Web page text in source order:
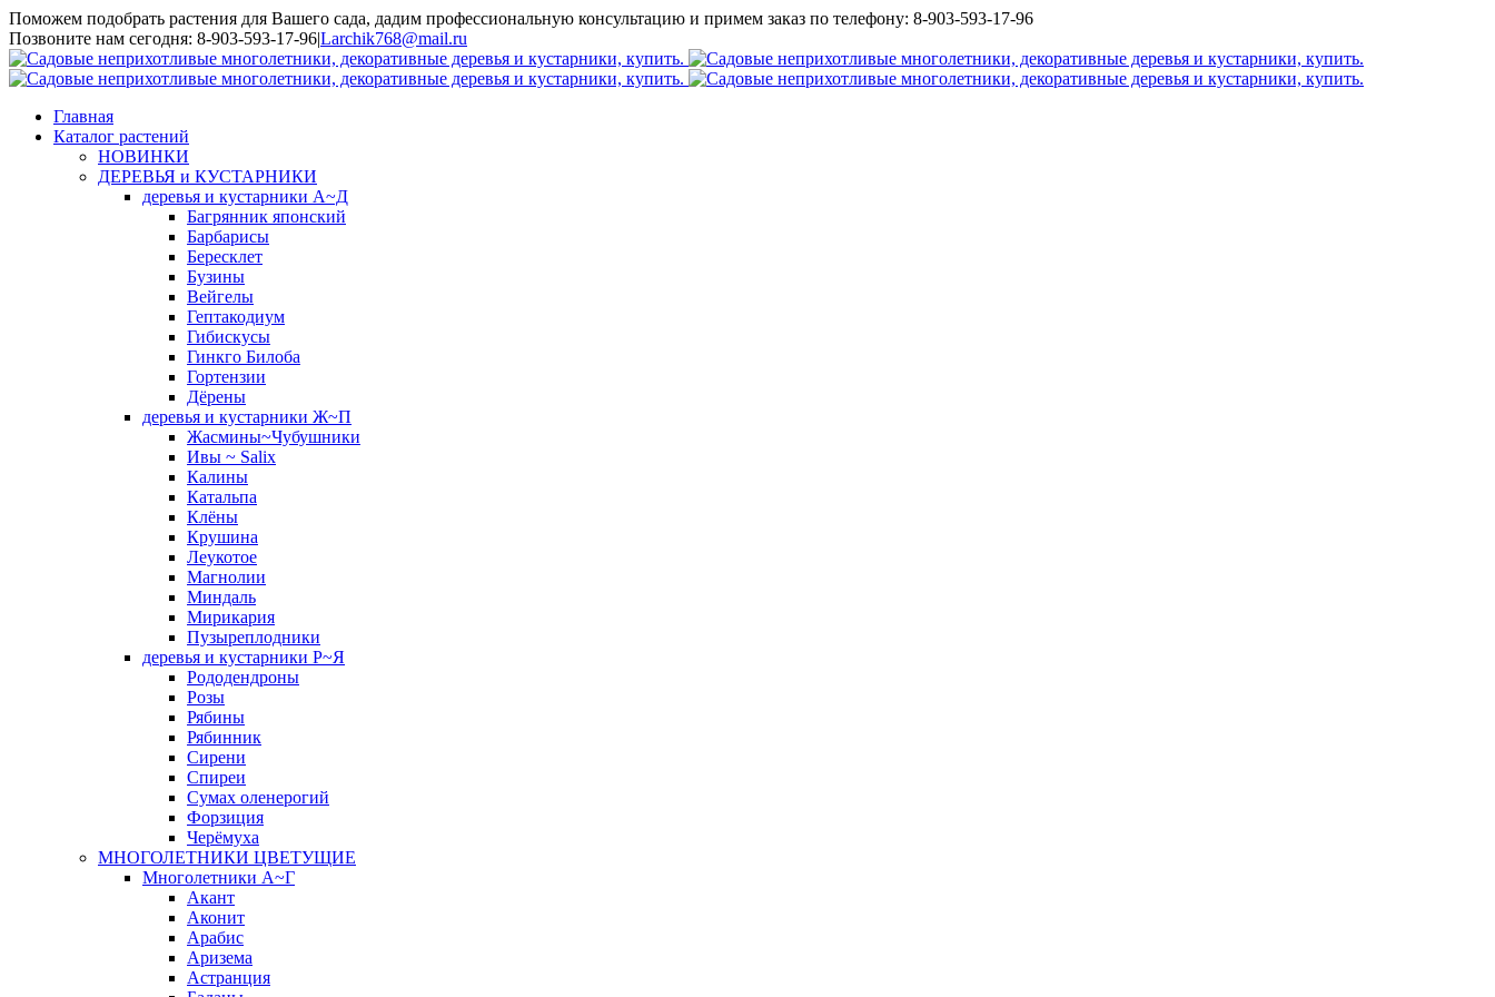
Поможем подобрать растения для Вашего сада, дадим профессиональную консультацию и примем заказ по телефону: 8-903-593-17-96
Toggle
SlidingBar
Area
Позвоните нам сегодня: 8-903-593-17-96|Larchik768@mail.ru
Главная
Каталог растений
НОВИНКИ
ДЕРЕВЬЯ и КУСТАРНИКИ
деревья и кустарники А~Д
Багрянник японский
Барбарисы
Бересклет
Бузины
Вейгелы
Гептакодиум
Гибискусы
Гинкго Билоба
Гортензии
Дёрены
деревья и кустарники Ж~П
Жасмины~Чубушники
Ивы ~ Salix
Калины
Катальпа
Клёны
Крушина
Леукотое
Магнолии
Миндаль
Мирикария
Пузыреплодники
деревья и кустарники Р~Я
Рододендроны
Розы
Рябины
Рябинник
Сирени
Спиреи
Сумах оленерогий
Форзиция
Черёмуха
МНОГОЛЕТНИКИ ЦВЕТУЩИЕ
Многолетники А~Г
Акант
Аконит
Арабис
Аризема
Астранция